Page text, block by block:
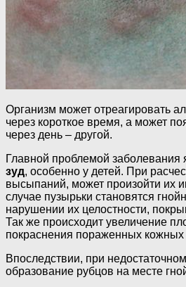
Организм может отреагировать
через короткое время, а может
через день – другой.
Главной проблемой заболевания
зуд, особенно у детей. При
высыпаний, может произойти их
случае пузырьки становятся
нарушении их целостности,
Так же происходит увеличение
покраснения пораженных кожных
Впоследствии, при
образование рубцов на месте